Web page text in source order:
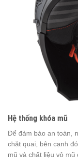
Hệ thống khóa mũ
Để đảm bảo an toàn,
chặt quai, bên cạnh
mũ và chất liệu vỏ